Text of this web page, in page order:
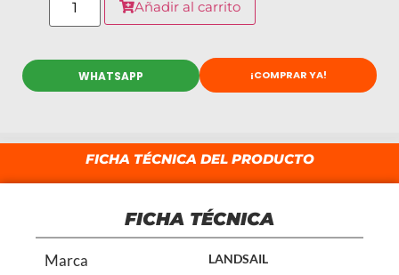
Añadir al carrito
WHATSAPP ¡COMPRAR YA!
FICHA TÉCNICA DEL PRODUCTO
FICHA TÉCNICA
Marca LANDSAIL